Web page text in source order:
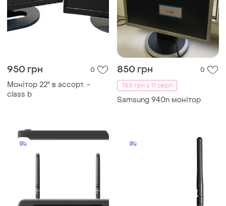
950 грн 0
Монітор 22" в ассорт. -
class b
850 грн
0
765 грн з 11 серп
Samsung 940n монітор